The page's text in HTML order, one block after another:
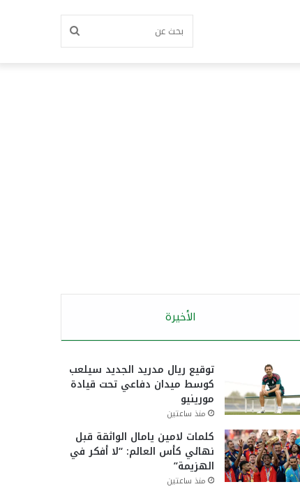
بحث
الأخيرة
توقيع ريال مدريد الجديد سيلعب
كوسط ميدان دفاعي تحت قيادة
مورينيو
منذ ساعتين
كلمات لامين يامال الواثقة قبل
نهائي كأس العالم: “لا أفكر في
الهزيمة”
منذ ساعتين